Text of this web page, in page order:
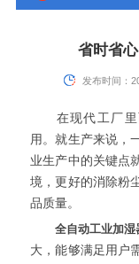
省时省
发布时间：
在现代工厂里
用。就生产来说，
业生产中的关键点
境，更好的消除粉
品质量。
全自动工业加湿
大，能够满足用户